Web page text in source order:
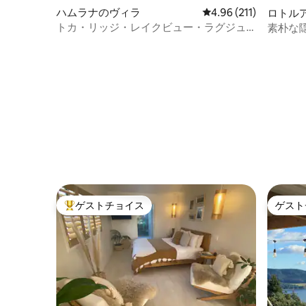
ハムラナのヴィラ レビュー211件、5つ
4.96 (211)
トカ・リッジ・レイクビュー・ラグジュ
ロトル
ート
素朴な
大好評のゲストチョイスです。
ゲストチョイス ゲス
ゲス